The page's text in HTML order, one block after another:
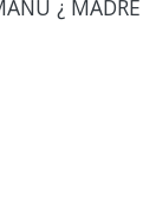
¿ MADRE